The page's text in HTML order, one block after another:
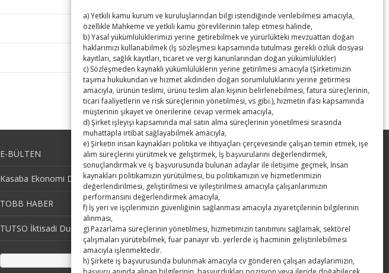
a) Yetkili kamu kurum ve kuruluşlarından bilgi istendiğinde verilebilmesi amacıyla,
özellikle Mahkeme ve yetkili kamu görevlilerinin talep etmesi halinde,
b) Yasal yükümlülüklerimizi yerine getirebilmek ve yürürlükteki mevzuattan doğan
haklarımızı kullanabilmek (İş sözleşmesi kapsamında tutulması gerekli özlük dosyası
kayıtları, sağlık kayıtları, ticaret ve vergi kanunlarından doğan yükümlülükler)
c) Sözleşmeden kaynaklı yükümlülüklerin yerine getirilmesi amacıyla (Şirketimizin
taşıma hukukundan ve hizmet akdinden doğan sorumluluklarını yerine getirmesi
amacıyla, ürünün teslimi, ürünü teslim alan kişinin belirlenebilmesi, fatura süreçlerinin,
ticari faaliyetlerin ve risk süreçlerinin yönetilmesi, vs gibi.), hizmetin ifası kapsamında
müşterinin şikayet ve önerilerine cevap vermek amacıyla,
d) Şirket işleyişi kapsamında mal satın alma süreçlerinin yönetilmesi sırasında
muhattapla irtibat sağlayabilmek amacıyla,
e) Şirketin insan kaynakları politika ve ihtiyaçları çerçevesinde çalışan temin etmek, işe
alım süreçlerini yürütmek ve geliştirmek, İş başvurularını değerlendirmek,
sonuçlandırmak ve iş başvurusunda bulunan adaylar ile iletişime geçmek, İnsan
kaynakları politikamızın yürütülmesi, bu politikamızın ve hizmetlerimizin
değerlendirilmesi, geliştirilmesi ve iyileştirilmesi amacıyla çalışanlarımızın
performansını değerlendirmek amacıyla,
f) İş yeri ve işçilerimizin güvenliğinin sağlanması amacıyla ziyaretçilerinin bilgilerinin
alınması,
g) Pazarlama süreçlerinin yönetilmesi, hizmetimizin tanıtımını sağlamak, sektörel
çalışmaları yürütebilmek, fuar panayır vb. yerlerde iş hacminin geliştirilebilmesi
amacıyla işlenmektedir.
h) Şirkete iş başvurusunda bulunmak amacıyla cv gönderen çalışan adaylarımızın,
TUTSO E-Bülten Haziran 2024→
E-BÜLTEN
Kasaba Ekonomi Dergisi
TOBB HABER
TUTSO İktisadi Durum Raporu
Hisarcıklıoğlu ICCD Genel Sekreteri
Khalawi ile görüştü
Kahramanmaraş Ticaret ve Sanayi
Odası’nın yeni binası hizmete açıldı
Diren ailesine taziye ziyareti
Hisarcıklıoğlu, Ardahan Üniversitesi